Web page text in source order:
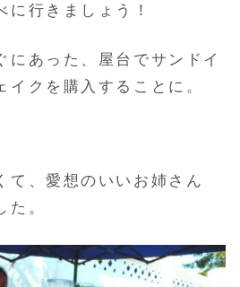
に行きましょう！
にあった、屋台でサンドイ
イクを購入することに。
て、愛想のいいお姉さん
た。